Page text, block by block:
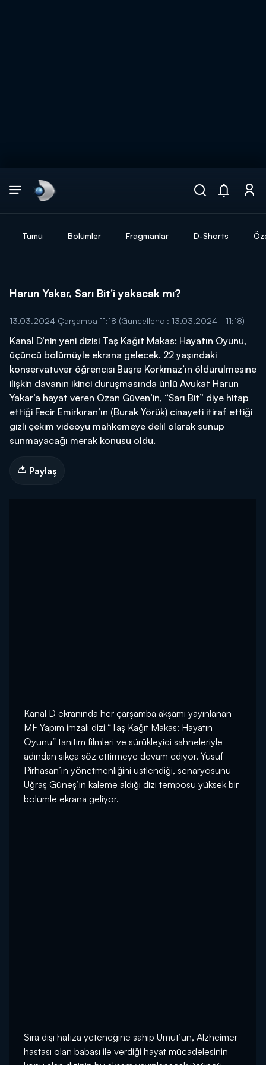
Tümü Bölümler Fragmanlar D-Shorts
Harun Yakar, Sarı Bit'i yakacak mı?
13.03.2024 Çarşamba 11:18 (Güncellendi: 13.03.2024 - 11:18)
Kanal D’nin yeni dizisi Taş Kağıt Makas: Hayatın Oyunu,
üçüncü bölümüyle ekrana gelecek. 22 yaşındaki
konservatuvar öğrencisi Büşra Korkmaz’ın öldürülmesine
ilişkin davanın ikinci duruşmasında ünlü Avukat Harun
Yakar’a hayat veren Ozan Güven’in, “Sarı Bit” diye hitap
ettiği Fecir Emirkıran’ın (Burak Yörük) cinayeti itiraf ettiği
gizli çekim videoyu mahkemeye delil olarak sunup
sunmayacağı merak konusu oldu.
Paylaş
Kanal D ekranında her çarşamba akşamı yayınlanan
MF Yapım imzalı dizi “Taş Kağıt Makas: Hayatın
Oyunu” tanıtım filmleri ve sürükleyici sahneleriyle
adından sıkça söz ettirmeye devam ediyor. Yusuf
Pirhasan’ın yönetmenliğini üstlendiği, senaryosunu
Uğraş Güneş’in kaleme aldığı dizi temposu yüksek bir
bölümle ekrana geliyor.
Sıra dışı hafıza yeteneğine sahip Umut’un, Alzheimer
hastası olan babası ile verdiği hayat mücadelesinin